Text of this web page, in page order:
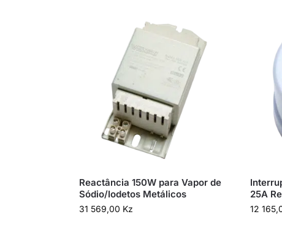
Reactância 150W para Vapor de
Sódio/Iodetos Metálicos
31 569,00 Kz
25A
12